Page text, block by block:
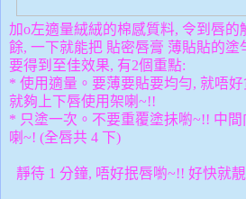
加o左適量絨絨的棉感質料, 令到唇的
餘, 一下就能把 貼密唇膏 薄貼貼的塗
要得到至佳效果, 有2個重點:
* 使用適量。要薄要貼要均勻, 就唔
就夠上下唇使用架喇~!!
* 只塗一次。不要重覆塗抺喲~!! 中間
喇~! (全唇共 4 下)
靜待 1 分鐘, 唔好抿唇喲~!! 好快就